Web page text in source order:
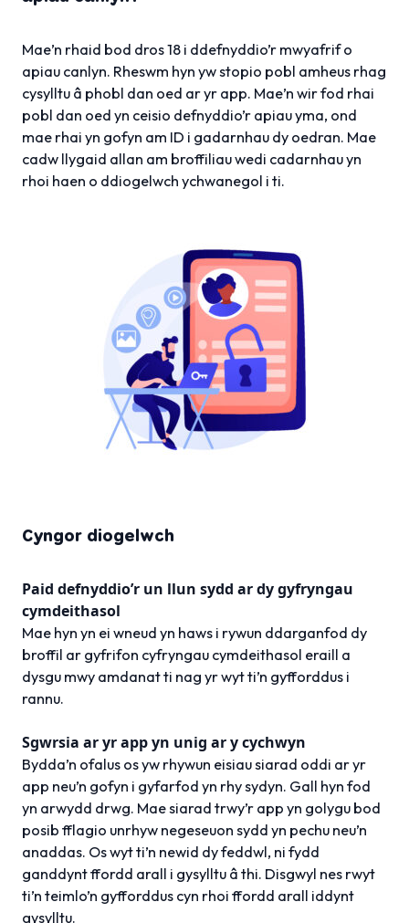
Mae’n rhaid bod dros 18 i ddefnyddio’r mwyafrif o
apiau canlyn. Rheswm hyn yw stopio pobl amheus rhag
cysylltu â phobl dan oed ar yr app. Mae’n wir fod rhai
pobl dan oed yn ceisio defnyddio’r apiau yma, ond
mae rhai yn gofyn am ID i gadarnhau dy oedran. Mae
cadw llygaid allan am broffiliau wedi cadarnhau yn
rhoi haen o ddiogelwch ychwanegol i ti.
Cyngor diogelwch
Paid defnyddio’r un llun sydd ar dy gyfryngau
cymdeithasol
Mae hyn yn ei wneud yn haws i rywun ddarganfod dy
broffil ar gyfrifon cyfryngau cymdeithasol eraill a
dysgu mwy amdanat ti nag yr wyt ti’n gyfforddus i
rannu.
Sgwrsia ar yr app yn unig ar y cychwyn
Bydda’n ofalus os yw rhywun eisiau siarad oddi ar yr
app neu’n gofyn i gyfarfod yn rhy sydyn. Gall hyn fod
yn arwydd drwg. Mae siarad trwy’r app yn golygu bod
posib fflagio unrhyw negeseuon sydd yn pechu neu’n
anaddas. Os wyt ti’n newid dy feddwl, ni fydd
ganddynt ffordd arall i gysylltu â thi. Disgwyl nes rwyt
ti’n teimlo’n gyfforddus cyn rhoi ffordd arall iddynt
gysylltu.